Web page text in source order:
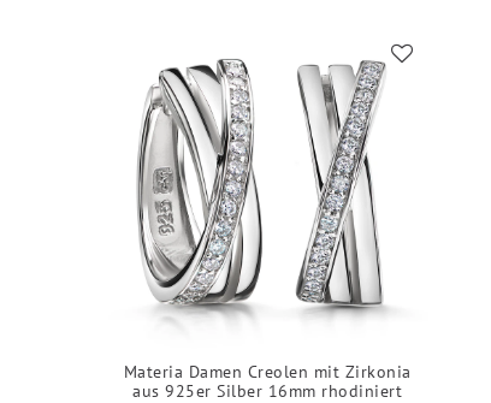
Materia Damen Creolen mit Zirkonia
aus 925er Silber 16mm rhodiniert